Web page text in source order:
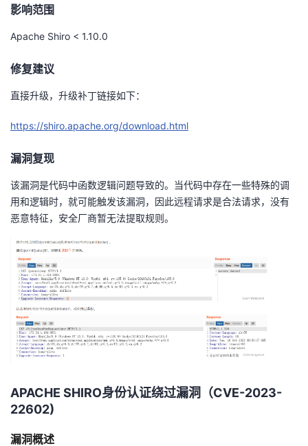
影响范围
Apache Shiro < 1.10.0
修复建议
直接升级，升级补丁链接如下：
https://shiro.apache.org/download.html
漏洞复现
该漏洞是代码中函数逻辑问题导致的。当代码中存在一些特殊的调
用和逻辑时，就可能触发该漏洞，因此远程请求是合法请求，没有
恶意特征，安全厂商暂无法提取规则。
APACHE SHIRO身份认证绕过漏洞（CVE-2023-
22602)
漏洞概述